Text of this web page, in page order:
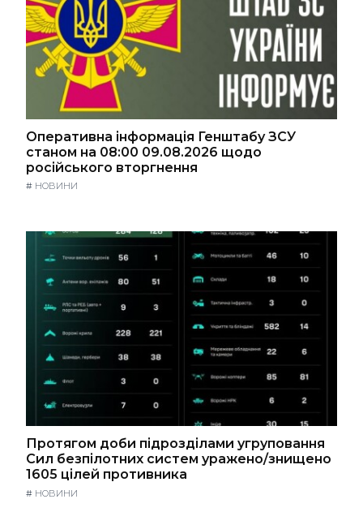
Оперативна інформація Генштабу ЗСУ
станом на 08:00 09.08.2026 щодо
російського вторгнення
# НОВИНИ
Протягом доби підрозділами угруповання
Сил безпілотних систем уражено/знищено
1605 цілей противника
# НОВИНИ